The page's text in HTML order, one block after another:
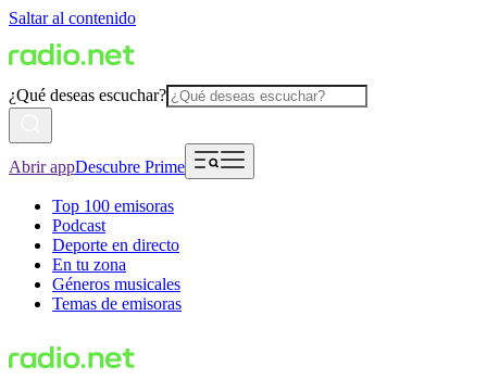
Saltar al contenido
¿Qué deseas escuchar?
Abrir appDescubre Prime
Top 100 emisoras
Podcast
Deporte en directo
En tu zona
Géneros musicales
Temas de emisoras